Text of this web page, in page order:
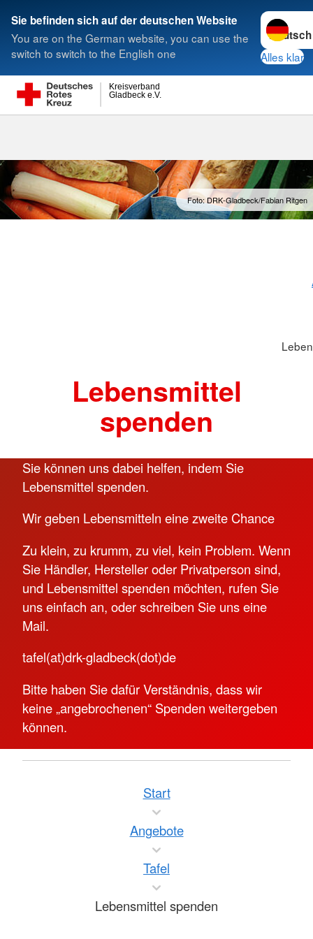
Sie befinden sich auf der deutschen Website
You are on the German website, you can use the
switch to switch to the English one
Sprache
Alles klar
Gladbeck e.V.
Kreisverband
Suche
Foto: DRK-Gladbeck/Fabian Ritgen
Lebensmittel
spenden
Sie können uns dabei helfen, indem Sie
Lebensmittel spenden.
Wir geben Lebensmitteln eine zweite Chance
Zu klein, zu krumm, zu viel, kein Problem. Wenn
Sie Händler, Hersteller oder Privatperson sind,
und Lebensmittel spenden möchten, rufen Sie
uns einfach an, oder schreiben Sie uns eine
Mail.
tafel(at)drk-gladbeck(dot)de
Bitte haben Sie dafür Verständnis, dass wir
keine „angebrochenen“ Spenden weitergeben
können.
Start
Angebote
Tafel
Lebensmittel spenden